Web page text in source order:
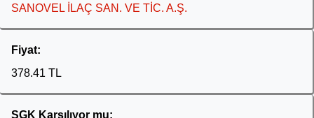
SANOVEL İLAÇ SAN. VE TİC. A.Ş.
Fiyat:
378.41 TL
SGK Karşılıyor mu: